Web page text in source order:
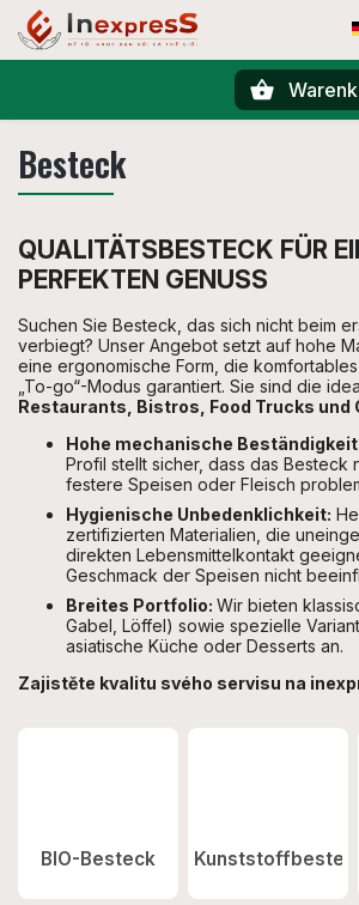
Besteck
QUALITÄTSBESTECK FÜR
PERFEKTEN GENUSS
Suchen Sie Besteck, das sich nicht beim
verbiegt? Unser Angebot setzt auf hohe
eine ergonomische Form, die
„To-go“-Modus garantiert. Sie sind die
Restaurants, Bistros, Food Trucks und
Hohe mechanische
Profil stellt sicher, dass das Besteck
festere Speisen oder Fleisch
Hygienische Unbedenklichkeit:
zertifizierten Materialien, die
direkten Lebensmittelkontakt
Geschmack der Speisen nicht
Breites Portfolio: Wir bieten
Gabel, Löffel) sowie spezielle
asiatische Küche oder Desserts an.
Zajistěte kvalitu svého servisu na
BIO-Besteck Kunststoffbesteck